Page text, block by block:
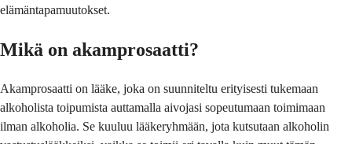
elämäntapamuutokset.
Mikä on akamprosaatti?
Akamprosaatti on lääke, joka on suunniteltu erityisesti tukemaan
alkoholista toipumista auttamalla aivojasi sopeutumaan toimimaan
ilman alkoholia. Se kuuluu lääkeryhmään, jota kutsutaan alkoholin